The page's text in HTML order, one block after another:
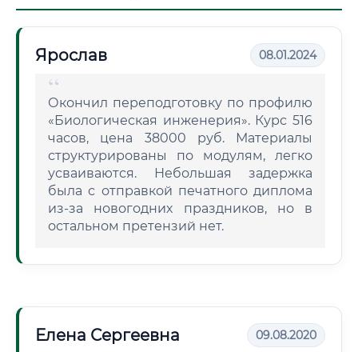
Ярослав 08.01.2024
Окончил переподготовку по профилю
«Биологическая инженерия». Курс 516
часов, цена 38000 руб. Материалы
структурированы по модулям, легко
усваиваются. Небольшая задержка
была с отправкой печатного диплома
из-за новогодних праздников, но в
остальном претензий нет.
Елена Сергеевна 09.08.2020